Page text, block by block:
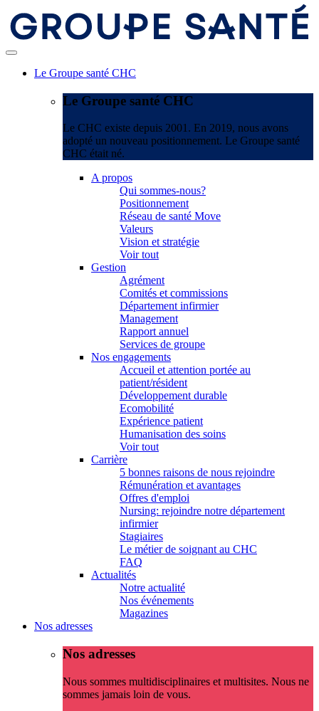
Le Groupe santé CHC
Le Groupe santé CHC
Le CHC existe depuis 2001. En 2019, nous avons
adopté un nouveau positionnement. Le Groupe santé
CHC était né.
A propos
Qui sommes-nous?
Positionnement
Réseau de santé Move
Valeurs
Vision et stratégie
Voir tout
Gestion
Agrément
Comités et commissions
Département infirmier
Management
Rapport annuel
Services de groupe
Nos engagements
Accueil et attention portée au
patient/résident
Développement durable
Ecomobilité
Expérience patient
Humanisation des soins
Voir tout
Carrière
5 bonnes raisons de nous rejoindre
Rémunération et avantages
Offres d'emploi
Nursing: rejoindre notre département
infirmier
Stagiaires
Le métier de soignant au CHC
FAQ
Actualités
Notre actualité
Nos événements
Magazines
Nos adresses
Nos adresses
Nous sommes multidisciplinaires et multisites. Nous ne
sommes jamais loin de vous.